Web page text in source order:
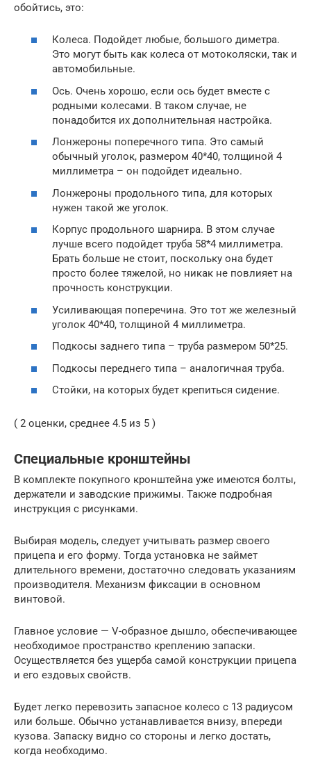
обойтись, это:
Колеса. Подойдет любые, большого диметра.
Это могут быть как колеса от мотоколяски, так и
автомобильные.
Ось. Очень хорошо, если ось будет вместе с
родными колесами. В таком случае, не
понадобится их дополнительная настройка.
Лонжероны поперечного типа. Это самый
обычный уголок, размером 40*40, толщиной 4
миллиметра – он подойдет идеально.
Лонжероны продольного типа, для которых
нужен такой же уголок.
Корпус продольного шарнира. В этом случае
лучше всего подойдет труба 58*4 миллиметра.
Брать больше не стоит, поскольку она будет
просто более тяжелой, но никак не повлияет на
прочность конструкции.
Усиливающая поперечина. Это тот же железный
уголок 40*40, толщиной 4 миллиметра.
Подкосы заднего типа – труба размером 50*25.
Подкосы переднего типа – аналогичная труба.
Стойки, на которых будет крепиться сидение.
( 2 оценки, среднее 4.5 из 5 )
Специальные кронштейны
В комплекте покупного кронштейна уже имеются болты,
держатели и заводские прижимы. Также подробная
инструкция с рисунками.
Выбирая модель, следует учитывать размер своего
прицепа и его форму. Тогда установка не займет
длительного времени, достаточно следовать указаниям
производителя. Механизм фиксации в основном
винтовой.
Главное условие — V-образное дышло, обеспечивающее
необходимое пространство креплению запаски.
Осуществляется без ущерба самой конструкции прицепа
и его ездовых свойств.
Будет легко перевозить запасное колесо с 13 радиусом
или больше. Обычно устанавливается внизу, впереди
кузова. Запаску видно со стороны и легко достать,
когда необходимо.